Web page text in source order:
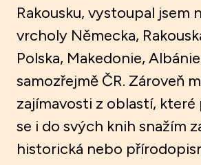
Rakousku, vystoupal jsem
vrcholy Německa,
Polska, Makedonie,
samozřejmě ČR. Zároveň
zajímavosti z oblastí,
se i do svých knih snažím
historická nebo